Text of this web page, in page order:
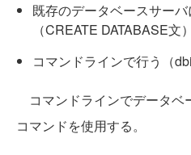
既存のデータベースサー
（CREATE DATABASE文）
コマンドラインで行う（
コマンドラインでデータベ
コマンドを使用する。